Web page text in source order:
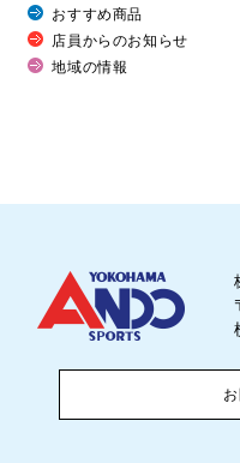
おすすめ商品
店員からのお知らせ
地域の情報